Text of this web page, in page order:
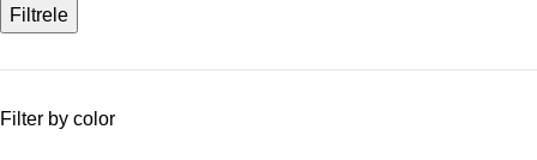
Filtrele
Filter by color